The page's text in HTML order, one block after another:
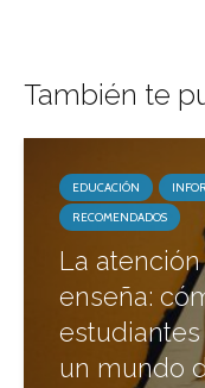
También te
EDUCACIÓN
RECOMENDADOS
La
enseña:
un mundo